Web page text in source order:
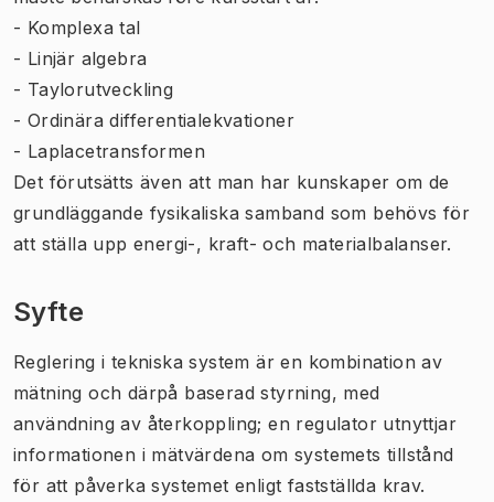
- Komplexa tal
- Linjär algebra
- Taylorutveckling
- Ordinära differentialekvationer
- Laplacetransformen
Det förutsätts även att man har kunskaper om de
grundläggande fysikaliska samband som behövs för
att ställa upp energi-, kraft- och materialbalanser.
Syfte
Reglering i tekniska system är en kombination av
mätning och därpå baserad styrning, med
användning av återkoppling; en regulator utnyttjar
informationen i mätvärdena om systemets tillstånd
för att påverka systemet enligt fastställda krav.